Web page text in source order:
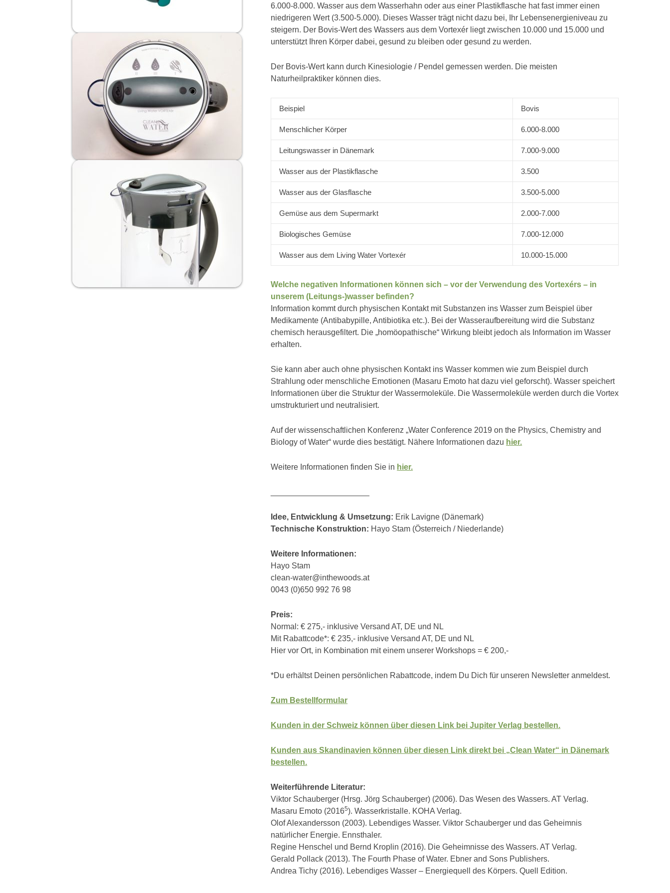
6.000-8.000. Wasser aus dem Wasserhahn oder aus einer Plastikflasche hat fast immer einen
niedrigeren Wert (3.500-5.000). Dieses Wasser trägt nicht dazu bei, Ihr Lebensenergieniveau zu
steigern. Der Bovis-Wert des Wassers aus dem Vortexér liegt zwischen 10.000 und 15.000 und
unterstützt Ihren Körper dabei, gesund zu bleiben oder gesund zu werden.
Der Bovis-Wert kann durch Kinesiologie / Pendel gemessen werden. Die meisten
Naturheilpraktiker können dies.
Beispiel Bovis
Menschlicher Körper 6.000-8.000
Leitungswasser in Dänemark 7.000-9.000
Wasser aus der Plastikflasche 3.500
Wasser aus der Glasflasche 3.500-5.000
Gemüse aus dem Supermarkt 2.000-7.000
Biologisches Gemüse 7.000-12.000
Wasser aus dem Living Water Vortexér 10.000-15.000
Welche negativen Informationen können sich – vor der Verwendung des Vortexérs – in
unserem (Leitungs-)wasser befinden?
Information kommt durch physischen Kontakt mit Substanzen ins Wasser zum Beispiel über
Medikamente (Antibabypille, Antibiotika etc.). Bei der Wasseraufbereitung wird die Substanz
chemisch herausgefiltert. Die „homöopathische“ Wirkung bleibt jedoch als Information im Wasser
erhalten.
Sie kann aber auch ohne physischen Kontakt ins Wasser kommen wie zum Beispiel durch
Strahlung oder menschliche Emotionen (Masaru Emoto hat dazu viel geforscht). Wasser speichert
Informationen über die Struktur der Wassermoleküle. Die Wassermoleküle werden durch die Vortex
umstrukturiert und neutralisiert.
Auf der wissenschaftlichen Konferenz „Water Conference 2019 on the Physics, Chemistry and
Biology of Water“ wurde dies bestätigt. Nähere Informationen dazu hier.
Weitere Informationen finden Sie in hier.
Idee, Entwicklung & Umsetzung: Erik Lavigne (Dänemark)
Technische Konstruktion: Hayo Stam (Österreich / Niederlande)
Weitere Informationen:
Hayo Stam
clean-water@inthewoods.at
0043 (0)650 992 76 98
Preis:
Normal: € 275,- inklusive Versand AT, DE und NL
Mit Rabattcode*: € 235,- inklusive Versand AT, DE und NL
Hier vor Ort, in Kombination mit einem unserer Workshops = € 200,-
*Du erhältst Deinen persönlichen Rabattcode, indem Du Dich für unseren Newsletter anmeldest.
Zum Bestellformular
Kunden in der Schweiz können über diesen Link bei Jupiter Verlag bestellen.
Kunden aus Skandinavien können über diesen Link direkt bei „Clean Water“ in Dänemark
bestellen.
Weiterführende Literatur:
Viktor Schauberger (Hrsg. Jörg Schauberger) (2006). Das Wesen des Wassers. AT Verlag.
Masaru Emoto (20165). Wasserkristalle. KOHA Verlag.
Olof Alexandersson (2003). Lebendiges Wasser. Viktor Schauberger und das Geheimnis
natürlicher Energie. Ennsthaler.
Regine Henschel und Bernd Kroplin (2016). Die Geheimnisse des Wassers. AT Verlag.
Gerald Pollack (2013). The Fourth Phase of Water. Ebner and Sons Publishers.
Andrea Tichy (2016). Lebendiges Wasser – Energiequell des Körpers. Quell Edition.